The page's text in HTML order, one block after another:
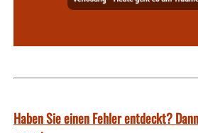
Haben Sie einen Fehler entdeckt?